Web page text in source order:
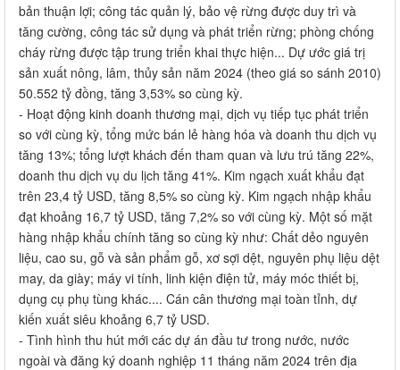
bản thuận lợi; công tác quản lý, bảo vệ rừng được duy trì và
tăng cường, công tác sử dụng và phát triển rừng; phòng chống
cháy rừng được tập trung triển khai thực hiện... Dự ước giá trị
sản xuất nông, lâm, thủy sản năm 2024 (theo giá so sánh 2010)
50.552 tỷ đồng, tăng 3,53% so cùng kỳ.
- Hoạt động kinh doanh thương mại, dịch vụ tiếp tục phát triển
so với cùng kỳ, tổng mức bán lẻ hàng hóa và doanh thu dịch vụ
tăng 13%; tổng lượt khách đến tham quan và lưu trú tăng 22%,
doanh thu dịch vụ du lịch tăng 41%. Kim ngạch xuất khẩu đạt
trên 23,4 tỷ USD, tăng 8,5% so cùng kỳ. Kim ngạch nhập khẩu
đạt khoảng 16,7 tỷ USD, tăng 7,2% so với cùng kỳ. Một số mặt
hàng nhập khẩu chính tăng so cùng kỳ như: Chất dẻo nguyên
liệu, cao su, gỗ và sản phẩm gỗ, xơ sợi dệt, nguyên phụ liệu dệt
may, da giày; máy vi tính, linh kiện điện tử, máy móc thiết bị,
dụng cụ phụ tùng khác.... Cán cân thương mại toàn tỉnh, dự
kiến xuất siêu khoảng 6,7 tỷ USD.
- Tình hình thu hút mới các dự án đầu tư trong nước, nước
ngoài và đăng ký doanh nghiệp 11 tháng năm 2024 trên địa